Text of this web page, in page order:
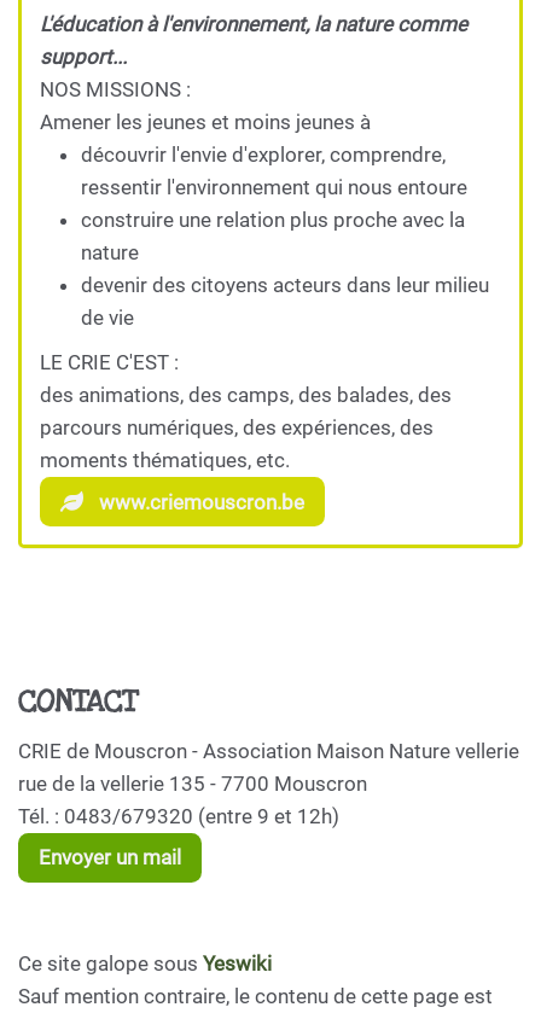
L'éducation à l'environnement, la nature comme
support...
NOS MISSIONS :
Amener les jeunes et moins jeunes à
découvrir l'envie d'explorer, comprendre,
ressentir l'environnement qui nous entoure
construire une relation plus proche avec la
nature
devenir des citoyens acteurs dans leur milieu
de vie
LE CRIE C'EST :
des animations, des camps, des balades, des
parcours numériques, des expériences, des
moments thématiques, etc.
www.criemouscron.be
CONTACT
CRIE de Mouscron - Association Maison Nature vellerie
rue de la vellerie 135 - 7700 Mouscron
Tél. : 0483/679320 (entre 9 et 12h)
Envoyer un mail
Ce site galope sous Yeswiki
Sauf mention contraire, le contenu de cette page est